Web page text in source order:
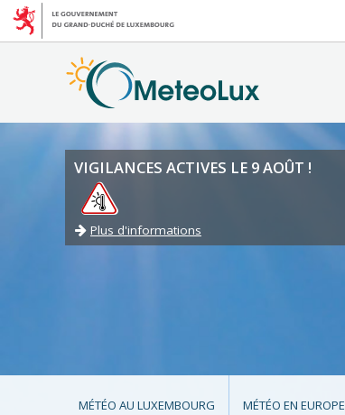
VIGILANCES ACTIVES LE 9 AOÛT !
Plus d'informations
MÉTÉO AU LUXEMBOURG MÉTÉO EN EUROPE